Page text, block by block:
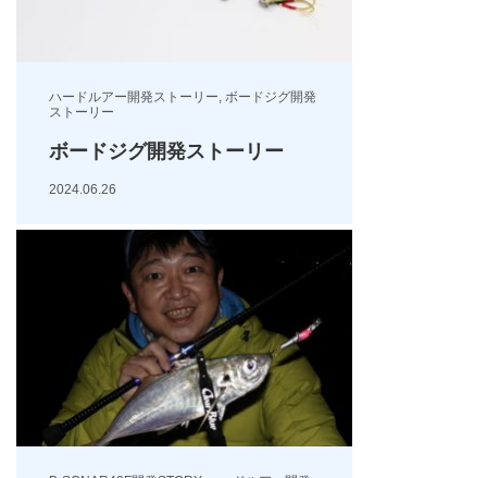
ハードルアー開発ストーリー, ボードジグ開発
ストーリー
ボードジグ開発ストーリー
2024.06.26